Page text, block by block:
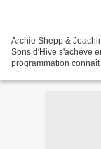
Archie Shepp &
Sons d'Hive s'achève
programmation